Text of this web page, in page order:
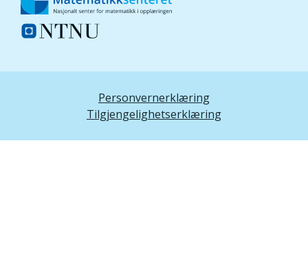
Personvernerklæring
Tilgjengelighetserklæring